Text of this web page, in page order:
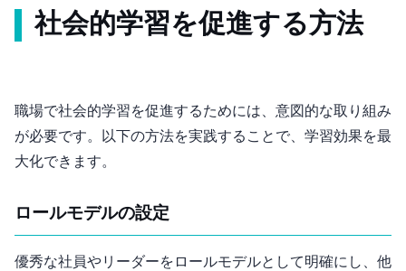
社会的学習を促進する方法
職場で社会的学習を促進するためには、意図的な取り組み
が必要です。以下の方法を実践することで、学習効果を最
大化できます。
1. ロールモデルの設定
優秀な社員やリーダーをロールモデルとして明確にし、他